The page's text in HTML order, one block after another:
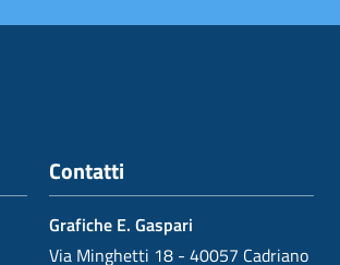
Contatti
Grafiche E. Gaspari
Via Minghetti 18 - 40057 Cadriano